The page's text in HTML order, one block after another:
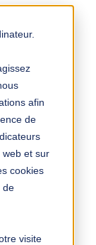
afin
de
web et sur
cookies
de
visite